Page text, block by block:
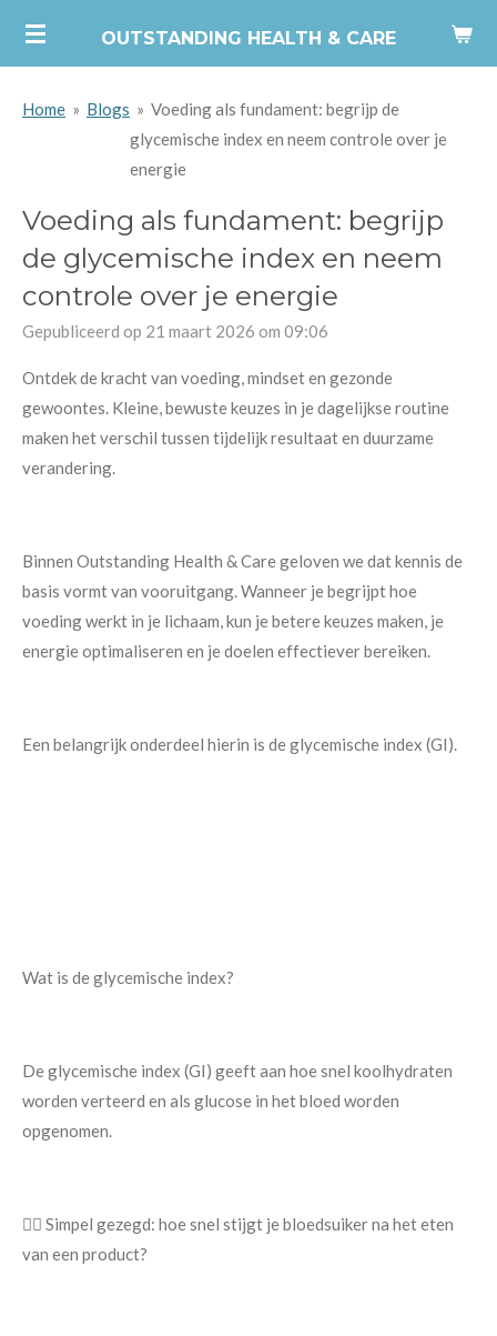
Ga
de
OUTSTANDING HEALTH & CARE
Home » Blogs » Voeding als fundament: begrijp de
glycemische index en neem controle over je
energie
Voeding als fundament: begrijp
de glycemische index en neem
controle over je energie
Gepubliceerd op 21 maart 2026 om 09:06
Ontdek de kracht van voeding, mindset en gezonde
gewoontes. Kleine, bewuste keuzes in je dagelijkse routine
maken het verschil tussen tijdelijk resultaat en duurzame
verandering.
Binnen Outstanding Health & Care geloven we dat kennis de
basis vormt van vooruitgang. Wanneer je begrijpt hoe
voeding werkt in je lichaam, kun je betere keuzes maken, je
energie optimaliseren en je doelen effectiever bereiken.
Een belangrijk onderdeel hierin is de glycemische index (GI).
Wat is de glycemische index?
De glycemische index (GI) geeft aan hoe snel koolhydraten
worden verteerd en als glucose in het bloed worden
opgenomen.
👉🏿 Simpel gezegd: hoe snel stijgt je bloedsuiker na het eten
van een product?